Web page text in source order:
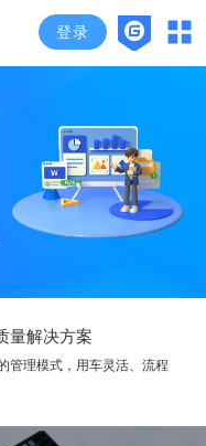
登录
量解决方案
管理模式，用车灵活、流程